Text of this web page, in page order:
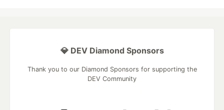
💎 DEV Diamond Sponsors
Thank you to our Diamond Sponsors for supporting the
DEV Community